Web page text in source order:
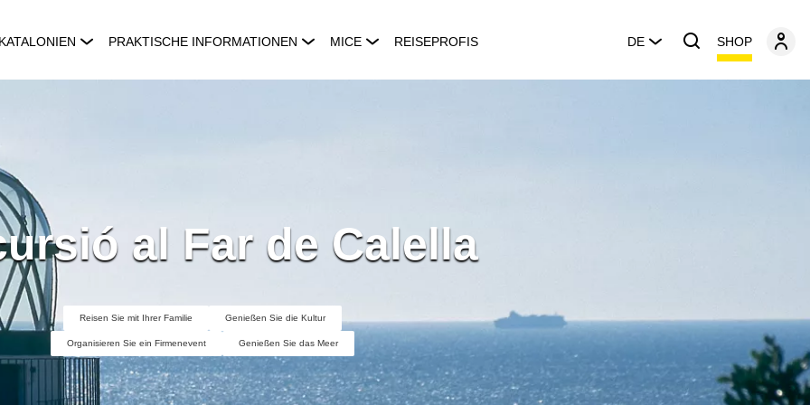
PRAKTISCHE INFORMATIONEN MICE REISEPROFIS DE SHOP
al Far de Calella
Reisen Sie mit Ihrer Familie Genießen Sie die Kultur
Organisieren Sie ein Firmenevent Genießen Sie das Meer